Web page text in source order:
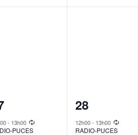
- 13h00
PUCES
1
event,
28
12h00- 13h00
RADIO-PUCES